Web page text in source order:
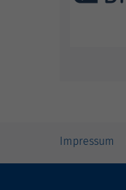
Impressum